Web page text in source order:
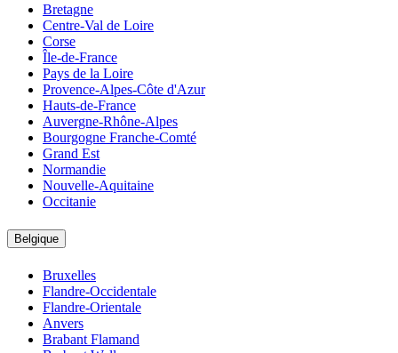
Bretagne
Centre-Val de Loire
Corse
Île-de-France
Pays de la Loire
Provence-Alpes-Côte d'Azur
Hauts-de-France
Auvergne-Rhône-Alpes
Bourgogne Franche-Comté
Grand Est
Normandie
Nouvelle-Aquitaine
Occitanie
Belgique
Bruxelles
Flandre-Occidentale
Flandre-Orientale
Anvers
Brabant Flamand